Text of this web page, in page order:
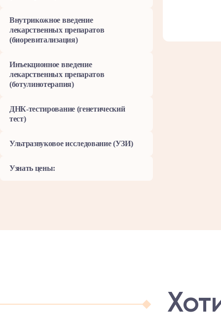
Внутрикожное введение
лекарственных препаратов
(биоревитализация)
Инъекционное введение
лекарственных препаратов
(ботулинотерапия)
ДНК-тестирование (генетический
тест)
Ультразвуковое исследование (УЗИ)
Узнать цены: